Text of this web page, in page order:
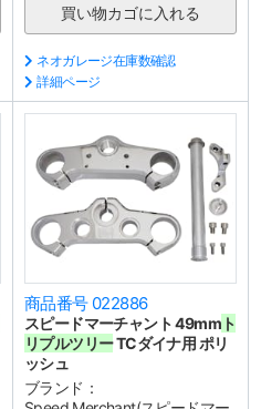
ネオガレージ在庫数確認
詳細ページ
商品番号 022886
スピードマーチャント 49mm ト
リプルツリーTCダイナ用 ポリ
ッシュ
ブランド：